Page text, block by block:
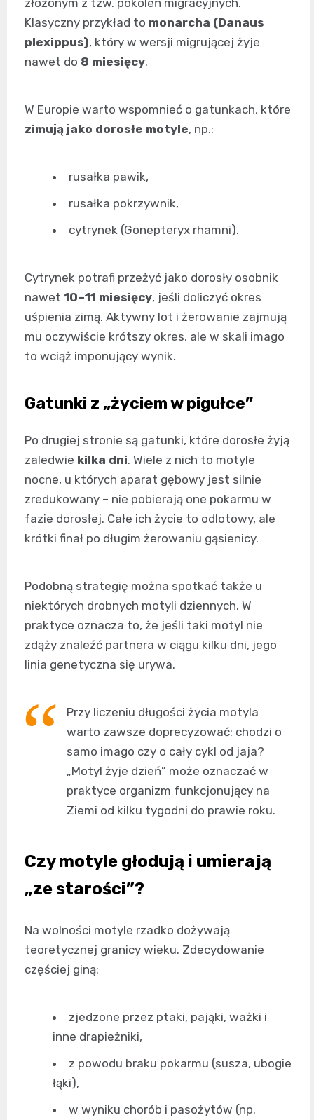
złożonym z tzw. pokoleń migracyjnych.
Klasyczny przykład to monarcha (Danaus
plexippus), który w wersji migrującej żyje
nawet do 8 miesięcy.
W Europie warto wspomnieć o gatunkach, które
zimują jako dorosłe motyle, np.:
rusałka pawik,
rusałka pokrzywnik,
cytrynek (Gonepteryx rhamni).
Cytrynek potrafi przeżyć jako dorosły osobnik
nawet 10–11 miesięcy, jeśli doliczyć okres
uśpienia zimą. Aktywny lot i żerowanie zajmują
mu oczywiście krótszy okres, ale w skali imago
to wciąż imponujący wynik.
Gatunki z „życiem w pigułce”
Po drugiej stronie są gatunki, które dorosłe żyją
zaledwie kilka dni. Wiele z nich to motyle
nocne, u których aparat gębowy jest silnie
zredukowany – nie pobierają one pokarmu w
fazie dorosłej. Całe ich życie to odlotowy, ale
krótki finał po długim żerowaniu gąsienicy.
Podobną strategię można spotkać także u
niektórych drobnych motyli dziennych. W
praktyce oznacza to, że jeśli taki motyl nie
zdąży znaleźć partnera w ciągu kilku dni, jego
linia genetyczna się urywa.
Przy liczeniu długości życia motyla
warto zawsze doprecyzować: chodzi o
samo imago czy o cały cykl od jaja?
„Motyl żyje dzień” może oznaczać w
praktyce organizm funkcjonujący na
Ziemi od kilku tygodni do prawie roku.
Czy motyle głodują i umierają
„ze starości”?
Na wolności motyle rzadko dożywają
teoretycznej granicy wieku. Zdecydowanie
częściej giną:
zjedzone przez ptaki, pająki, ważki i
inne drapieżniki,
z powodu braku pokarmu (susza, ubogie
łąki),
w wyniku chorób i pasożytów (np.